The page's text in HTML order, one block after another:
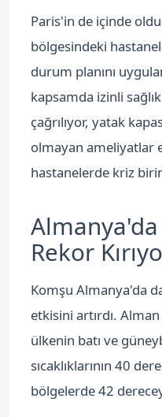
Paris'in de içinde
bölgesindeki
durum planını
kapsamda izinli
çağrılıyor, yatak
olmayan ameliyatlar
hastanelerde kriz
Almanya'da
Rekor
Komşu Almanya'da
etkisini artırdı.
ülkenin batı ve
sıcaklıklarının 40
bölgelerde 42